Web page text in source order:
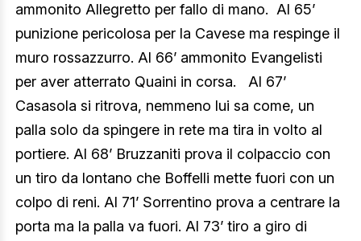
ammonito Allegretto per fallo di mano. Al 65’
punizione pericolosa per la Cavese ma respinge il
muro rossazzurro. Al 66’ ammonito Evangelisti
per aver atterrato Quaini in corsa. Al 67’
Casasola si ritrova, nemmeno lui sa come, un
palla solo da spingere in rete ma tira in volto al
portiere. Al 68’ Bruzzaniti prova il colpaccio con
un tiro da lontano che Boffelli mette fuori con un
colpo di reni. Al 71’ Sorrentino prova a centrare la
porta ma la palla va fuori. Al 73’ tiro a giro di